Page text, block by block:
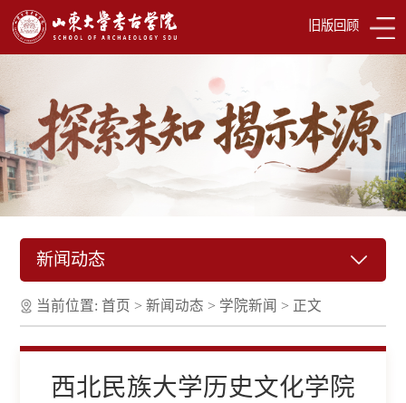
旧版回顾
新闻动态
当前位置:首页 >新闻动态 > 学院新闻 > 正文
西北民族大学历史文化学院